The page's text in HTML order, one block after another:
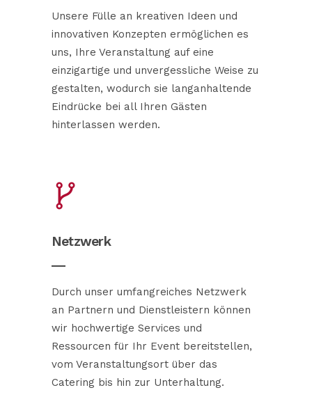
Unsere Fülle an kreativen Ideen und
innovativen Konzepten ermöglichen es
uns, Ihre Veranstaltung auf eine
einzigartige und unvergessliche Weise zu
gestalten, wodurch sie langanhaltende
Eindrücke bei all Ihren Gästen
hinterlassen werden.
Netzwerk
Durch unser umfangreiches Netzwerk
an Partnern und Dienstleistern können
wir hochwertige Services und
Ressourcen für Ihr Event bereitstellen,
vom Veranstaltungsort über das
Catering bis hin zur Unterhaltung.